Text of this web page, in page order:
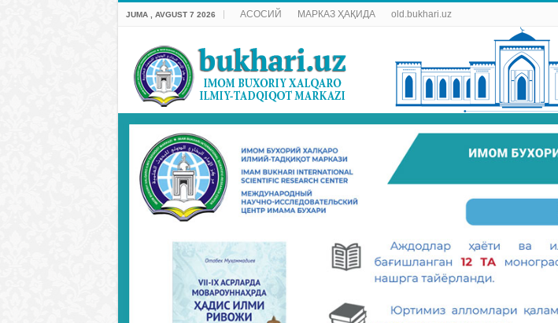
JUMA , AVGUST 7 2026 АСОСИЙ МАРКАЗ ҲАҚИДА old.bukhari.uz